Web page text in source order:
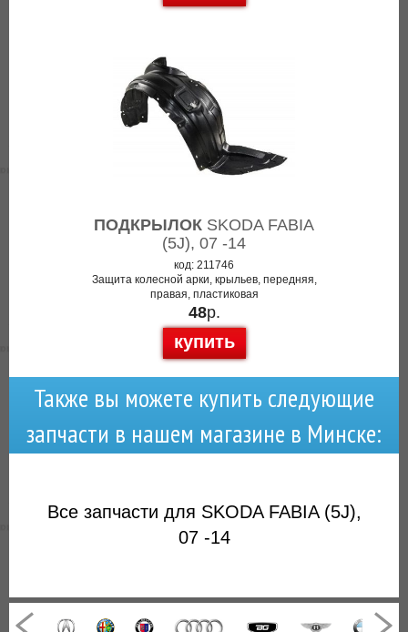
ПОДКРЫЛОК SKODA FABIA
(5J), 07 -14
код: 211746
Защита колесной арки, крыльев, передняя,
правая, пластиковая
48р.
купить
Также вы можете купить следующие
запчасти в нашем магазине в Минске:
Все запчасти для SKODA FABIA (5J),
07 -14